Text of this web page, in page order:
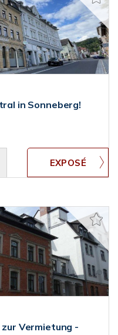
in Sonneberg!
Vermietung -